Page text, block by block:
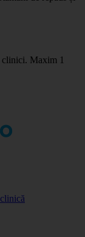
clinici. Maxim 1